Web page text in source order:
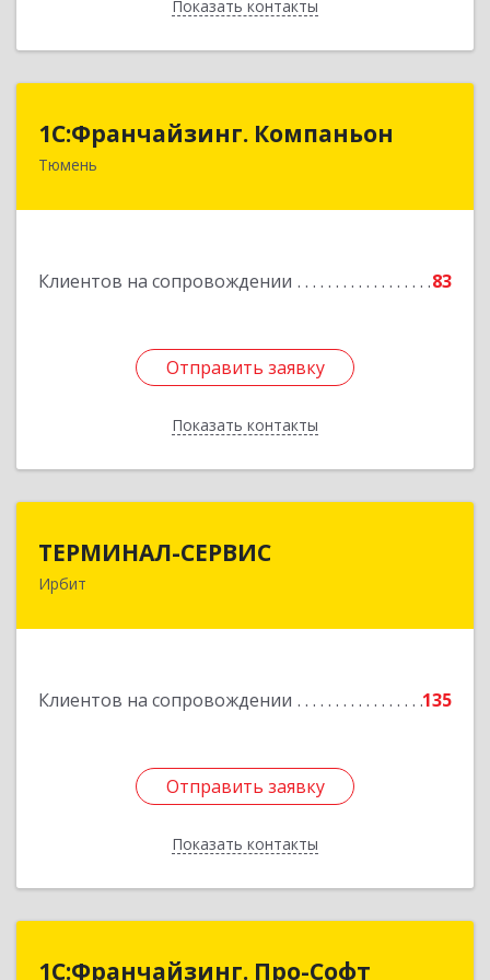
Показать контакты
Назад
1С:Франчайзинг. Компаньон
Тюмень
Клиентов на сопровождении 83
Отправить заявку
Показать контакты
1С:Франчайзинг. Компаньон
Отправить заявку
Назад
ТЕРМИНАЛ-СЕРВИС
Ирбит
Клиентов на сопровождении 135
Отправить заявку
Показать контакты
Отправить заявку
Назад
1С:Франчайзинг. Про-Софт
1С:Франчайзинг. Про-Софт